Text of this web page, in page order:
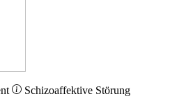
Schizoaffektive Störung